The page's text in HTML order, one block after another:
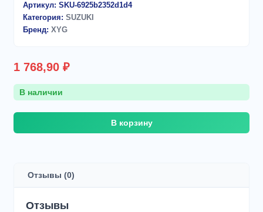
Артикул: SKU-6925b2352d1d4
Категория: SUZUKI
Бренд: XYG
1 768,90 ₽
В наличии
Количество
5RGR
2005,
В корзину
Отзывы (0)
Отзывы